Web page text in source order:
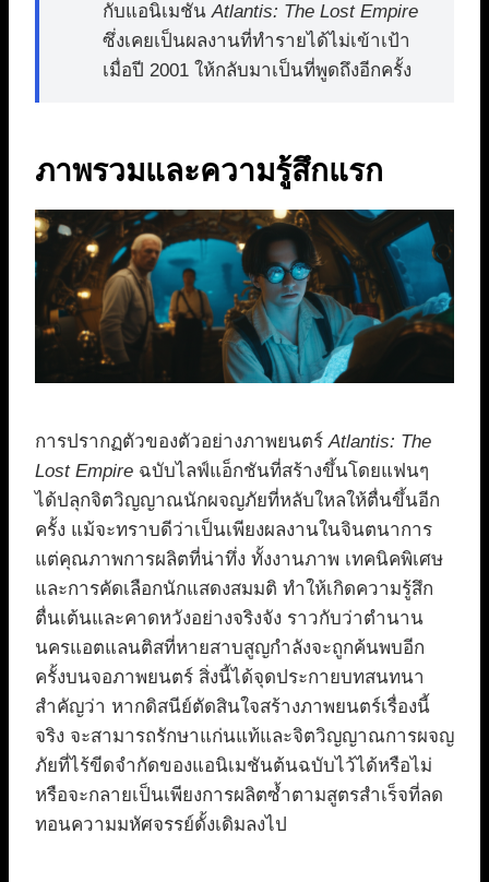
กับแอนิเมชันAtlantis: The Lost Empire
ซึ่งเคยเป็นผลงานที่ทำรายได้ไม่เข้าเป้า
เมื่อปี 2001 ให้กลับมาเป็นที่พูดถึงอีกครั้ง
ภาพรวมและความรู้สึกแรก
การปรากฏตัวของตัวอย่างภาพยนตร์Atlantis: The
Lost Empire ฉบับไลฟ์แอ็กชันที่สร้างขึ้นโดยแฟนๆ
ได้ปลุกจิตวิญญาณนักผจญภัยที่หลับใหลให้ตื่นขึ้นอีก
ครั้ง แม้จะทราบดีว่าเป็นเพียงผลงานในจินตนาการ
แต่คุณภาพการผลิตที่น่าทึ่ง ทั้งงานภาพ เทคนิคพิเศษ
และการคัดเลือกนักแสดงสมมติ ทำให้เกิดความรู้สึก
ตื่นเต้นและคาดหวังอย่างจริงจัง ราวกับว่าตำนาน
นครแอตแลนติสที่หายสาบสูญกำลังจะถูกค้นพบอีก
ครั้งบนจอภาพยนตร์ สิ่งนี้ได้จุดประกายบทสนทนา
สำคัญว่า หากดิสนีย์ตัดสินใจสร้างภาพยนตร์เรื่องนี้
จริง จะสามารถรักษาแก่นแท้และจิตวิญญาณการผจญ
ภัยที่ไร้ขีดจำกัดของแอนิเมชันต้นฉบับไว้ได้หรือไม่
หรือจะกลายเป็นเพียงการผลิตซ้ำตามสูตรสำเร็จที่ลด
ทอนความมหัศจรรย์ดั้งเดิมลงไป